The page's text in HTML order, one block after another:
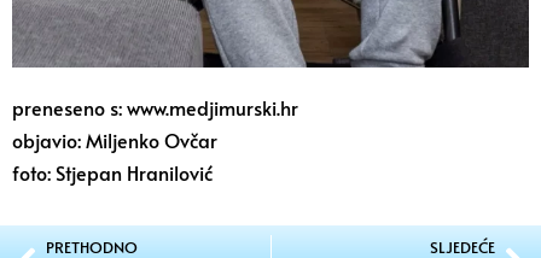
preneseno s: www.medjimurski.hr
objavio: Miljenko Ovčar
foto: Stjepan Hranilović
PRETHODNO SLJEDEĆE